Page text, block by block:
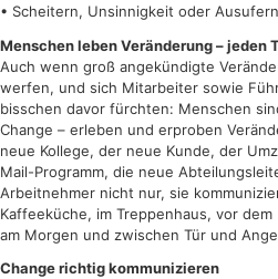
• Scheitern, Unsinnigkeit oder
Menschen leben Veränderung – jeden
Auch wenn groß angekündigte
werfen, und sich Mitarbeiter sowie
bisschen davor fürchten: Menschen
Change – erleben und erproben
neue Kollege, der neue Kunde, der
Mail-Programm, die neue
Arbeitnehmer nicht nur, sie
Kaffeeküche, im Treppenhaus, vor
am Morgen und zwischen Tür und
Change richtig kommunizieren